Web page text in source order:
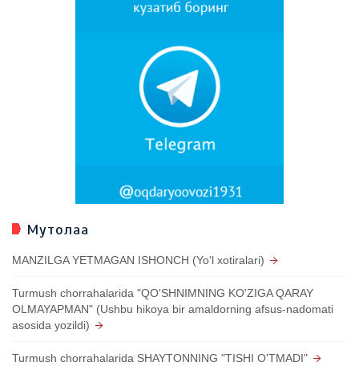
Мутолаа
MANZILGA YETMAGAN ISHONCH (Yo'l xotiralari)
Turmush chorrahalarida "QO'SHNIMNING KO'ZIGA QARAY
OLMAYAPMAN" (Ushbu hikoya bir amaldorning afsus-nadomati
asosida yozildi)
Turmush chorrahalarida SHAYTONNING "TISHI O'TMADI"